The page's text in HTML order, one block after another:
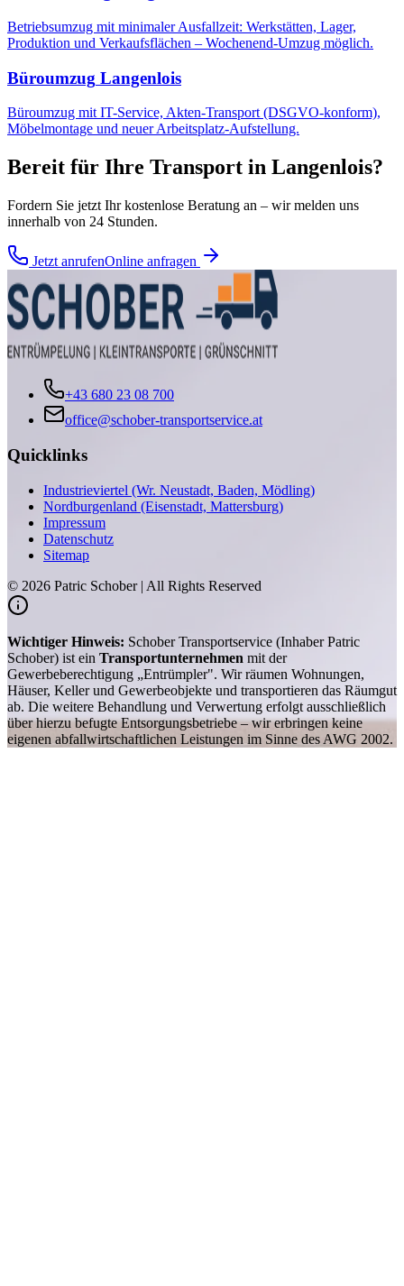
Betriebsumzug mit minimaler Ausfallzeit: Werkstätten, Lager,
Produktion und Verkaufsflächen – Wochenend-Umzug möglich.
Büroumzug Langenlois
Büroumzug mit IT-Service, Akten-Transport (DSGVO-konform),
Möbelmontage und neuer Arbeitsplatz-Aufstellung.
Bereit für Ihre Transport in Langenlois?
Fordern Sie jetzt Ihr kostenlose Beratung an – wir melden uns
innerhalb von 24 Stunden.
Jetzt anrufenOnline anfragen
+43 680 23 08 700
office@schober-transportservice.at
Quicklinks
Industrieviertel (Wr. Neustadt, Baden, Mödling)
Nordburgenland (Eisenstadt, Mattersburg)
Impressum
Datenschutz
Sitemap
© 2026 Patric Schober | All Rights Reserved
Wichtiger Hinweis: Schober Transportservice (Inhaber Patric
Schober) ist ein Transportunternehmen mit der
Gewerbeberechtigung „Entrümpler". Wir räumen Wohnungen,
Häuser, Keller und Gewerbeobjekte und transportieren das Räumgut
ab. Die weitere Behandlung und Verwertung erfolgt ausschließlich
über hierzu befugte Entsorgungsbetriebe – wir erbringen keine
eigenen abfallwirtschaftlichen Leistungen im Sinne des AWG 2002.